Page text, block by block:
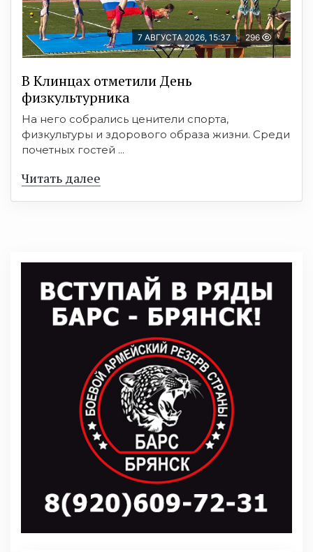
7 АВГУСТА 2026, 15:37 296
В Клинцах отметили День
физкультурника
На него собрались ценители спорта,
физкультуры и здорового образа жизни. Среди
почетных гостей ...
Читать далее